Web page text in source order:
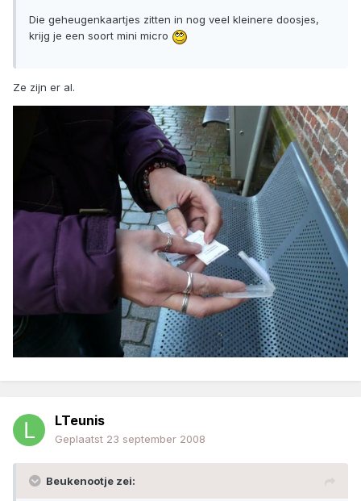
Die geheugenkaartjes zitten in nog veel kleinere doosjes,
krijg je een soort mini micro
Ze zijn er al.
LTeunis
Geplaatst 23 september 2008
Beukenootje zei: